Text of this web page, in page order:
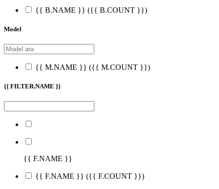
{{ B.NAME }} ({{ B.COUNT }})
Model
{{ M.NAME }} ({{ M.COUNT }})
{{ FILTER.NAME }}
{{ F.NAME }}
{{ F.NAME }} ({{ F.COUNT }})